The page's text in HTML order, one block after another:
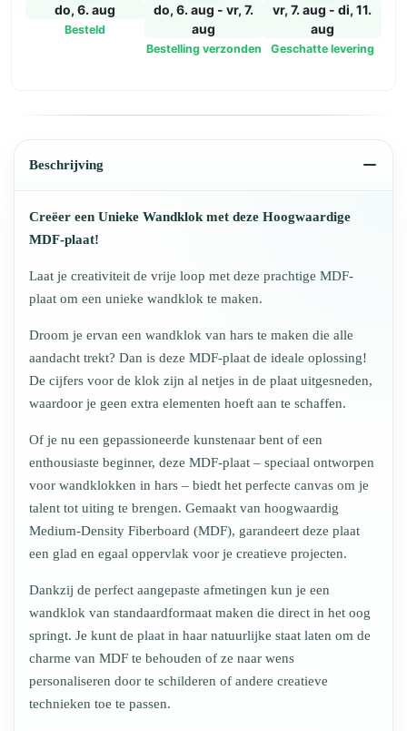
“cijfers”
do, 6. aug
Besteld
do, 6. aug - vr, 7.
aug
Bestelling verzonden
vr, 7. aug - di, 11.
aug
Geschatte levering
Beschrijving
Creëer een Unieke Wandklok met deze Hoogwaardige
MDF-plaat!
Laat je creativiteit de vrije loop met deze prachtige MDF-
plaat om een unieke wandklok te maken.
Droom je ervan een wandklok van hars te maken die alle
aandacht trekt? Dan is deze MDF-plaat de ideale oplossing!
De cijfers voor de klok zijn al netjes in de plaat uitgesneden,
waardoor je geen extra elementen hoeft aan te schaffen.
Of je nu een gepassioneerde kunstenaar bent of een
enthousiaste beginner, deze MDF-plaat – speciaal ontworpen
voor wandklokken in hars – biedt het perfecte canvas om je
talent tot uiting te brengen. Gemaakt van hoogwaardig
Medium-Density Fiberboard (MDF), garandeert deze plaat
een glad en egaal oppervlak voor je creatieve projecten.
Dankzij de perfect aangepaste afmetingen kun je een
wandklok van standaardformaat maken die direct in het oog
springt. Je kunt de plaat in haar natuurlijke staat laten om de
charme van MDF te behouden of ze naar wens
personaliseren door te schilderen of andere creatieve
technieken toe te passen.